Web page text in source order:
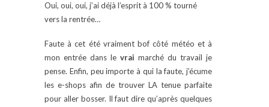
Oui, oui, oui, j’ai déjà l’esprit à 100 % tourné
vers la rentrée…
Faute à cet été vraiment bof côté météo et à
mon entrée dans le vrai marché du travail je
pense. Enfin, peu importe à qui la faute, j’écume
les e-shops afin de trouver LA tenue parfaite
pour aller bosser. Il faut dire qu’après quelques